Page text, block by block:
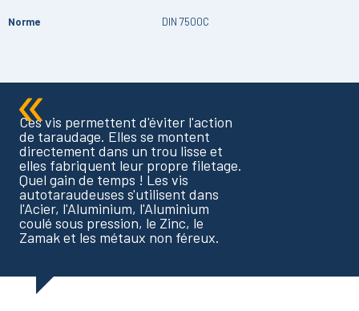
Norme DIN 7500C
Ces vis permettent d'éviter l'action
de taraudage. Elles se montent
directement dans un trou lisse et
elles fabriquent leur propre filetage.
Quel gain de temps ! Les vis
autotaraudeuses s'utilisent dans
l'Acier, l'Aluminium, l'Aluminium
coulé sous pression, le Zinc, le
Zamak et les métaux non féreux.